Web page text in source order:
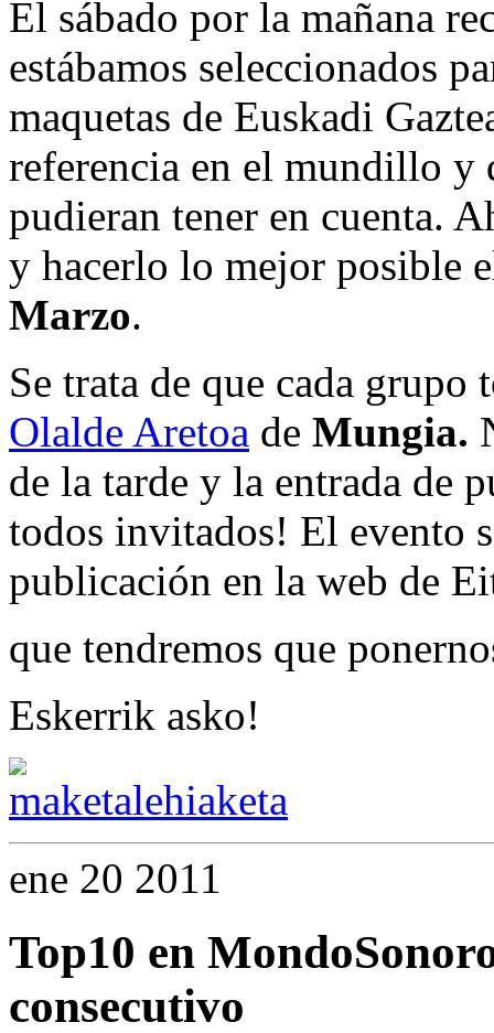
El sábado por la mañana
estábamos seleccionados
maquetas de Euskadi
referencia en el mundillo y
pudieran tener en cuenta.
y hacerlo lo mejor posible
Marzo.
Se trata de que cada grupo
Olalde Aretoa de Mungia.
de la tarde y la entrada de
todos invitados! El evento
publicación en la web de
que tendremos que
Eskerrik asko!
ene 20 2011
Top10 en
consecutivo